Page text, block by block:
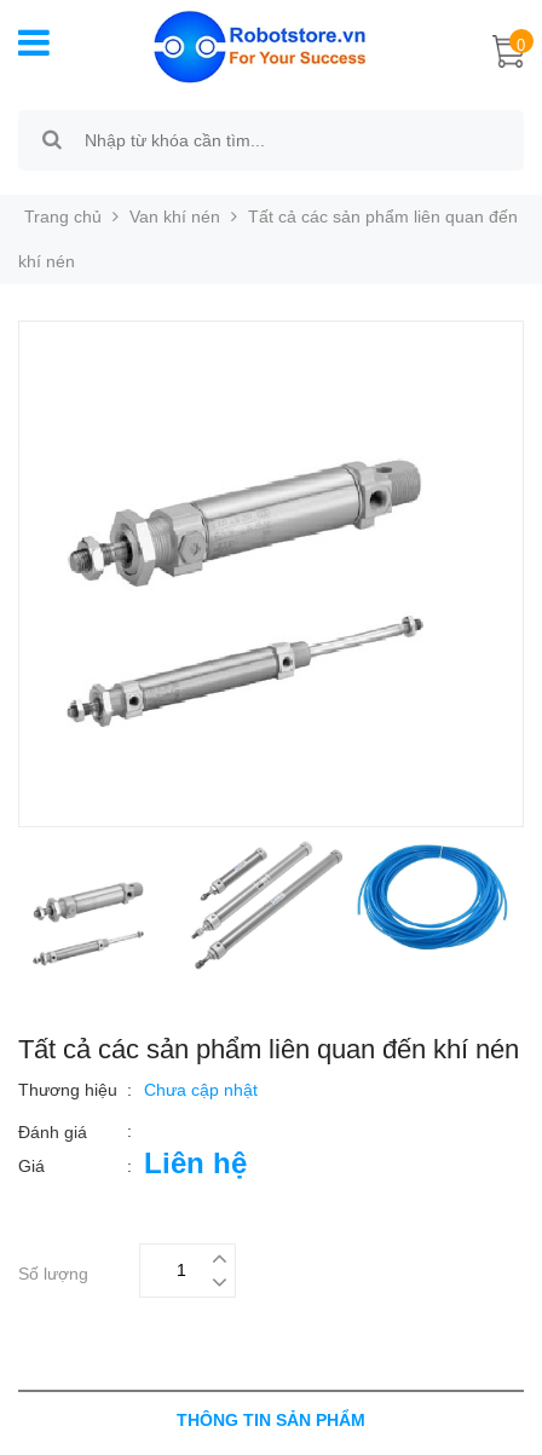
0
Trang chủ Van khí nén Tất cả các sản phẩm liên quan đến
khí nén
Tất cả các sản phẩm liên quan đến khí nén
Thương hiệu : Chưa cập nhật
Đánh giá
:
Giá
: Liên hệ
Số lượng
THÔNG TIN SẢN PHẨM